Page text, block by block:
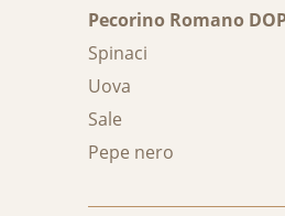
Pecorino Romano
Spinaci
Uova
Sale
Pepe nero